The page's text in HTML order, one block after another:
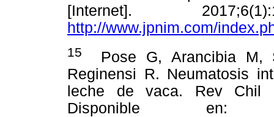
[Internet].
http://www.jpnim.com/
15
Pose G, Arancibia M,
Reginensi R. Neumatosis
leche de vaca. Rev Chil
Disponible